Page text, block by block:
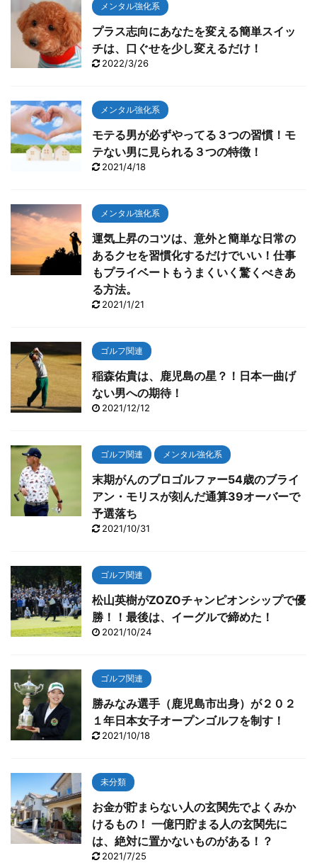
とこ ...
メンタル強化系
プラス志向にあなたを変える簡単スイッ
チは、口ぐせを少し変えるだけ！
2022/3/26
メンタル強化系
モテる男が必ずやってる３つの習慣！モ
テない男に見られる３つの特徴！
2021/4/18
メンタル強化系
運気上昇のコツは、意外と簡単な日常の
あるクセを習慣化するだけでいい！仕事
もプライベートもうまくいく驚くべきあ
る方法。
2021/1/21
ゴルフ関連
稲森佑貴は、鹿児島の星？！日本一曲げ
ない男への期待！
2021/12/12
ゴルフ関連 メンタル強化系
末期がんのプロゴルファー54歳のブライ
アン・モリスが刻んだ通算39オーバーで
予選落ち
2021/10/31
ゴルフ関連
松山英樹がZOZOチャンピオンシップで優
勝！！最後は、イーグルで締めた！
2021/10/24
ゴルフ関連
勝みなみ選手（鹿児島市出身）が２０２
１年日本女子オープンゴルフを制す！
2021/10/18
未分類
お金が貯まらない人の玄関先でよくみか
けるもの！ 一億円貯まる人の玄関先に
は、絶対に置かないものがある！？
2021/7/25